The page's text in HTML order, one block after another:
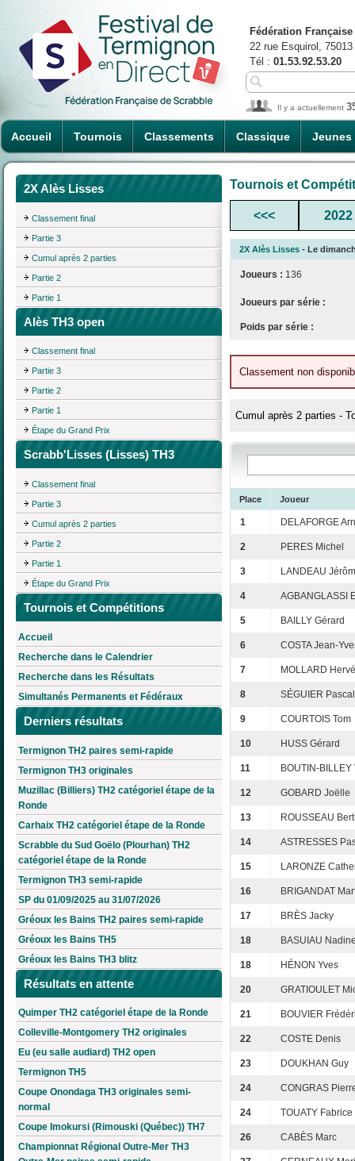
Accueil Tournois Classements Classique Jeunes
Fédération
22 rue Esquirol,
Tél : 01.53.92.53.20
Il y a actuellement
2X Alès Lisses
Classement final
Partie 3
Cumul après 2 parties
Partie 2
Partie 1
Alès TH3 open
Classement final
Partie 3
Partie 2
Partie 1
Étape du Grand Prix
Scrabb'Lisses (Lisses) TH3
Classement final
Partie 3
Cumul après 2 parties
Partie 2
Partie 1
Étape du Grand Prix
Tournois et Compétitions
Accueil
Recherche dans le Calendrier
Recherche dans les Résultats
Simultanés Permanents et Fédéraux
Derniers résultats
Termignon TH2 paires semi-rapide
Termignon TH3 originales
Muzillac (Billiers) TH2 catégoriel étape de la
Ronde
Carhaix TH2 catégoriel étape de la Ronde
Scrabble du Sud Goëlo (Plourhan) TH2
catégoriel étape de la Ronde
Termignon TH3 semi-rapide
SP du 01/09/2025 au 31/07/2026
Gréoux les Bains TH2 paires semi-rapide
Gréoux les Bains TH5
Gréoux les Bains TH3 blitz
Résultats en attente
Quimper TH2 catégoriel étape de la Ronde
Colleville-Montgomery TH2 originales
Eu (eu salle audiard) TH2 open
Termignon TH5
Coupe Onondaga TH3 originales semi-
normal
Coupe Imokursi (Rimouski (Québec)) TH7
Championnat Régional Outre-Mer TH3
Tournois et
<<< 2022
2X Alès Lisses - Le
Joueurs : 136
Joueurs par série :
Poids par série :
Classement non
Cumul après 2 parties -
Place Joueur
1 DELAFORGE
2 PERES Michel
3 LANDEAU
4 AGBANGLASSI
5 BAILLY Gérard
6 COSTA Jean-
7 MOLLARD Hervé
8 SÉGUIER Pascal
9 COURTOIS Tom
10 HUSS Gérard
11 BOUTIN-
12 GOBARD Joëlle
13 ROUSSEAU
14 ASTRESSES
15 LARONZE
16 BRIGANDAT
17 BRÈS Jacky
18 BASUIAU
18 HÉNON Yves
20 GRATIOULET
21 BOUVIER
22 COSTE Denis
23 DOUKHAN Guy
24 CONGRAS
24 TOUATY Fabrice
26 CABÈS Marc